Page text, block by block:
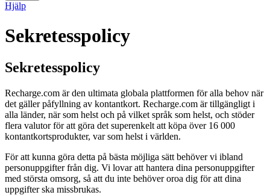
Hjälp
Sekretesspolicy
Sekretesspolicy
Recharge.com är den ultimata globala plattformen för alla behov när
det gäller påfyllning av kontantkort. Recharge.com är tillgängligt i
alla länder, när som helst och på vilket språk som helst, och stöder
flera valutor för att göra det superenkelt att köpa över 16 000
kontantkortsprodukter, var som helst i världen.
För att kunna göra detta på bästa möjliga sätt behöver vi ibland
personuppgifter från dig. Vi lovar att hantera dina personuppgifter
med största omsorg, så att du inte behöver oroa dig för att dina
uppgifter ska missbrukas.